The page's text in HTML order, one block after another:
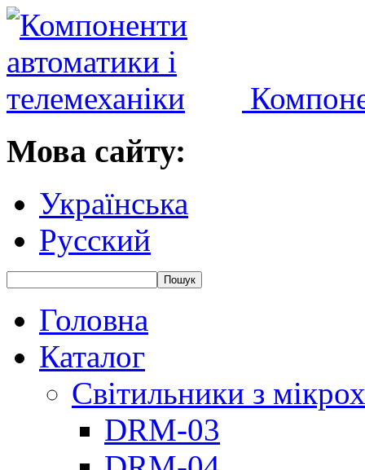
Мова сайту:
Українська
Русский
Головна
Каталог
Світильники з
DRM-03